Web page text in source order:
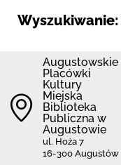
Wyszukiwanie:
Augustowskie
Placówki
Kultury
Miejska
Biblioteka
Publiczna w
Augustowie
ul. Hoża 7
16-300 Augustów